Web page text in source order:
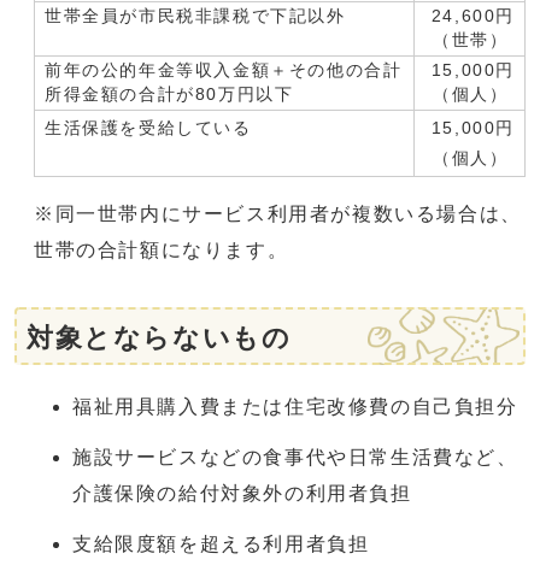
世帯全員が市民税非課税で下記以外
24,600円
（世帯）
前年の公的年金等収入金額＋その他の合計
所得金額の合計が80万円以下
15,000円
（個人）
生活保護を受給している
15,000円
（個人）
※同一世帯内にサービス利用者が複数いる場合は、
世帯の合計額になります。
対象とならないもの
福祉用具購入費または住宅改修費の自己負担分
施設サービスなどの食事代や日常生活費など、
介護保険の給付対象外の利用者負担
支給限度額を超える利用者負担